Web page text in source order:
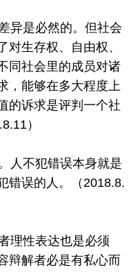
异是必然的。但社会
对生存权、自由权、
同社会里的成员对诸
，能够在多大程度上
的诉求是评判一个社
）
人不犯错误本身就是
错误的人。（2018.8.
理性表达也是必须
辩解者必是有私心而